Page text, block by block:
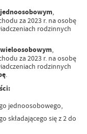
,
za 2023 r. na osobę
rodzinnych
,
za 2023 r. na osobę
rodzinnych
.
jednoosobowego,
składającego się z 2 do